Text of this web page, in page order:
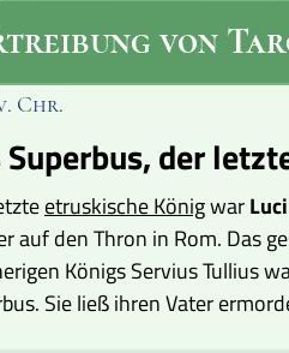
von
Chr.
der
etruskische Königwar
auf den Thron in Rom. Das
Königs Servius Tullius
Sie ließ ihren Vater